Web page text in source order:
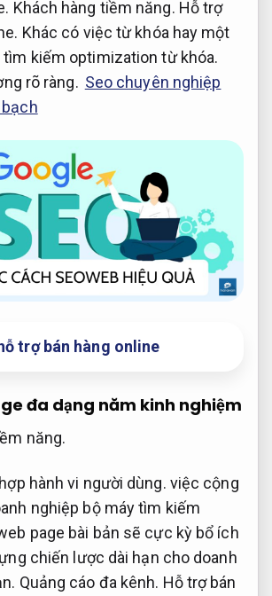
Khách hàng tiềm năng. Hỗ trợ
Khác có việc từ khóa hay một
tìm kiếm optimization từ khóa.
rõ ràng. Seo chuyên nghiệp
trợ bán hàng online
đa dạng năm kinh nghiệm
năng.
hành vi người dùng. việc cộng
nghiệp bộ máy tìm kiếm
page bài bản sẽ cực kỳ bổ ích
chiến lược dài hạn cho doanh
Quảng cáo đa kênh. Hỗ trợ bán